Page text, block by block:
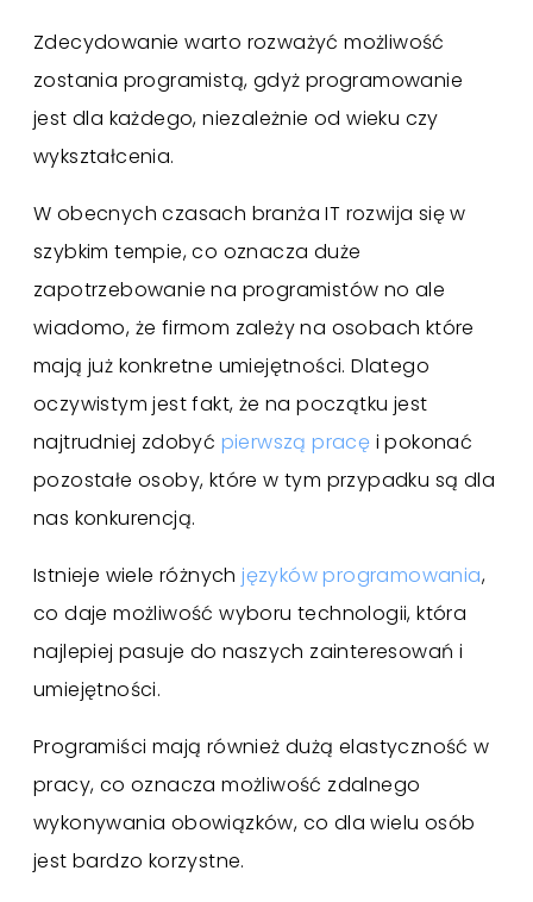
Zdecydowanie warto rozważyć możliwość
zostania programistą, gdyż programowanie
jest dla każdego, niezależnie od wieku czy
wykształcenia.
W obecnych czasach branża IT rozwija się w
szybkim tempie, co oznacza duże
zapotrzebowanie na programistów no ale
wiadomo, że firmom zależy na osobach które
mają już konkretne umiejętności. Dlatego
oczywistym jest fakt, że na początku jest
najtrudniej zdobyć pierwszą pracę i pokonać
pozostałe osoby, które w tym przypadku są dla
nas konkurencją.
Istnieje wiele różnychjęzyków programowania,
co daje możliwość wyboru technologii, która
najlepiej pasuje do naszych zainteresowań i
umiejętności.
Programiści mają również dużą elastyczność w
pracy, co oznacza możliwość zdalnego
wykonywania obowiązków, co dla wielu osób
jest bardzo korzystne.